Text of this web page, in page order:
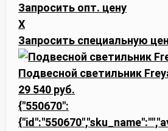
Запросить опт. цену
X
Запросить специальную
Подвесной светильник
29 540 руб.
{"550670":